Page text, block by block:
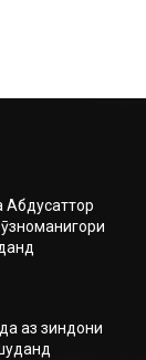
Абдусаттор
аз зиндони